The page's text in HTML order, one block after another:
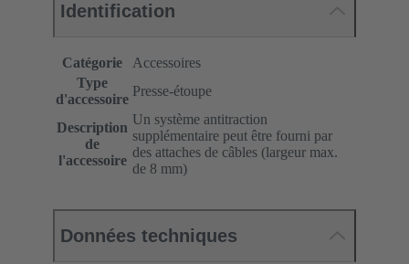
Identification
Catégorie
Accessoires
Type
d'accessoire
Presse-étoupe
Description
de
l'accessoire
Un système antitraction
supplémentaire peut être fourni par
des attaches de câbles (largeur max.
de 8 mm)
Données techniques